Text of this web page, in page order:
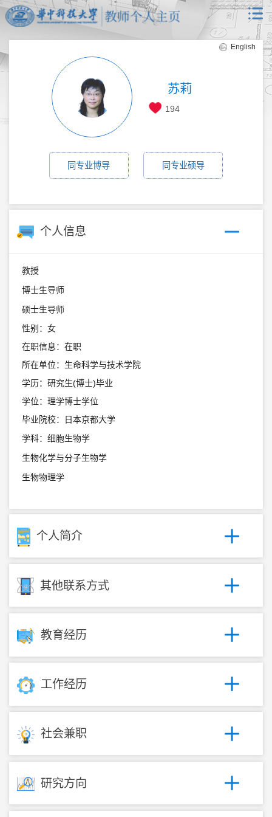
English
苏莉
194
同专业博导 同专业硕导
个人信息
教授
博士生导师
硕士生导师
性别：女
在职信息：在职
所在单位：生命科学与技术学院
学历：研究生(博士)毕业
学位：理学博士学位
毕业院校：日本京都大学
学科：细胞生物学
生物化学与分子生物学
生物物理学
个人简介
其他联系方式
教育经历
工作经历
社会兼职
研究方向